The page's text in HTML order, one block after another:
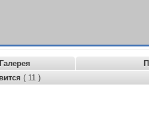
Галерея
( 11 )